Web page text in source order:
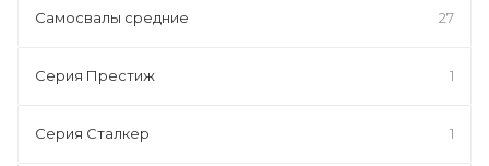
Самосвалы средние 27
Серия Престиж 1
Серия Сталкер 1